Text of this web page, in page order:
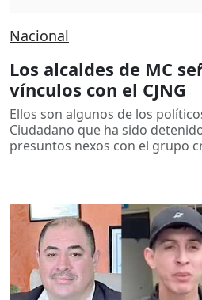
Nacional
Los alcaldes de MC
vínculos con el CJNG
Ellos son algunos de los
Ciudadano que ha sido
presuntos nexos con el grupo